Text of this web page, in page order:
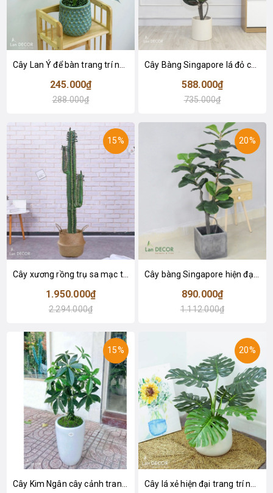
245.000₫
288.000₫
Cây Bàng Singapore lá đỏ cây giả trang trí Lan Decor (110cm) - LC2918-1
588.000₫
735.000₫
15%
Cây xương rồng trụ sa mạc trang trí loại 2 tay (155cm) - LC2912
1.950.000₫
2.294.000₫
20%
890.000₫
1.112.000₫
15% 20%